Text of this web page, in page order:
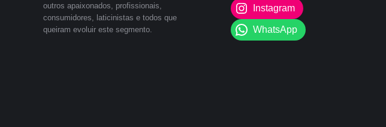
outros apaixonados, profissionais,
consumidores, laticinistas e todos que
queiram evoluir este segmento.
Instagram
WhatsApp